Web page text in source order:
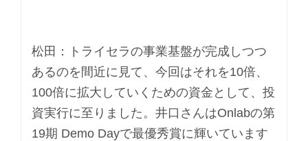
松田：トライセラの事業基盤が完成しつつ
あるのを間近に見て、今回はそれを10倍、
100倍に拡大していくための資金として、投
資実行に至りました。井口さんはOnlabの第
19期 Demo Dayで最優秀賞に輝いています